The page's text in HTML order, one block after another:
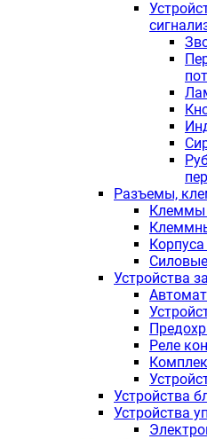
Разъемы,
Клеммы
Устройства
Реле
Устройства
Устройства